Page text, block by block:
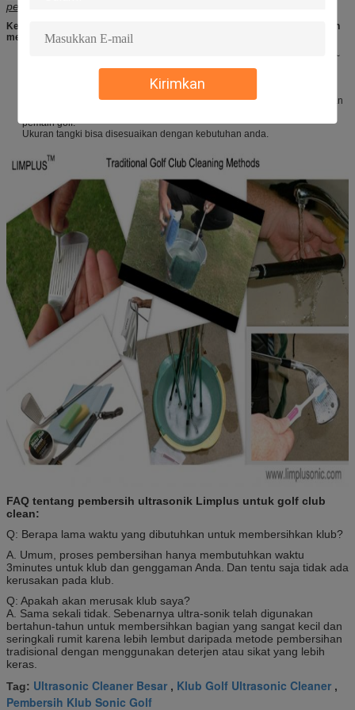
Kirimkan
pembersihan dapat diatur berdasarkan kebutuhan Anda.
Keuntungan dari pembersih lapangan golf ultrasonik dibandingkan dengan
metode pembersihan tradisional:
Menghemat waktu. Limplus biaya pembersih ultrasonik sekitar HANYA 2 ~
3minutes untuk seluruh rangkaian bersih. Dibersihkan dengan biaya
tangan sekitar setengah jam untuk hanya 1 golf club.
Hemat biaya tenaga kerja. Membuat tangan bebas dari cairan.
Tidak ada kerusakan potensial pada golf club selama proses pembersihan
pemain golf.
Ukuran tangki bisa disesuaikan dengan kebutuhan anda.
FAQ tentang pembersih ultrasonik Limplus untuk golf club
clean:
Q: Berapa lama waktu yang dibutuhkan untuk membersihkan klub?
A. Umum, proses pembersihan hanya membutuhkan waktu
3minutes untuk klub dan genggaman Anda. Dan tentu saja tidak ada
kerusakan pada klub.
Q: Apakah akan merusak klub saya?
A. Sama sekali tidak. Sebenarnya ultra-sonik telah digunakan
bertahun-tahun untuk membersihkan bagian yang sangat kecil dan
seringkali rumit karena lebih lembut daripada metode pembersihan
tradisional dengan menggunakan deterjen atau sikat yang lebih
keras.
Tag: Ultrasonic Cleaner Besar , Klub Golf Ultrasonic Cleaner ,
Pembersih Klub Sonic Golf